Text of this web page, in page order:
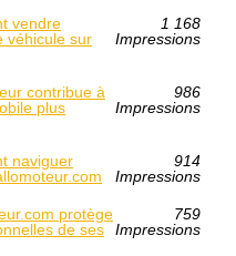
vendre
véhicule sur
1 168
Impressions
contribue à
plus
986
Impressions
naviguer
914
Impressions
protège
de ses
759
Impressions